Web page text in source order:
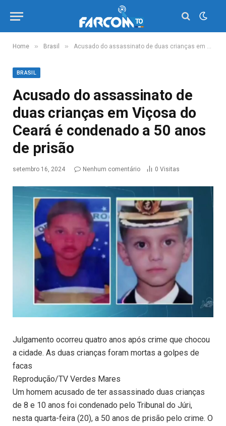
Home » Brasil » Acusado do assassinato de duas crianças em Viçosa do Ceará é condenado a 50 anos de prisão
BRASIL
Acusado do assassinato de
duas crianças em Viçosa do
Ceará é condenado a 50 anos
de prisão
setembro 16, 2024 Nenhum comentário 0 Visitas
Julgamento ocorreu quatro anos após crime que chocou
a cidade. As duas crianças foram mortas a golpes de
facas
Reprodução/TV Verdes Mares
Um homem acusado de ter assassinado duas crianças
de 8 e 10 anos foi condenado pelo Tribunal do Júri,
nesta quarta-feira (20), a 50 anos de prisão pelo crime. O